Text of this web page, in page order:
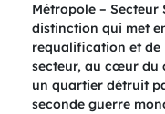
Métropole – Secteur
distinction qui met
requalification et de
secteur, au cœur du
un quartier détruit
seconde guerre